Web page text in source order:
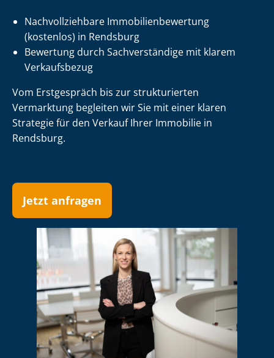
Nach­voll­zieh­ba­re Im­mo­bi­li­en­be­wer­tung
(kostenlos) in Rendsburg
Bewertung durch Sachverständige mit klarem
Verkaufsbezug
Vom Erstgespräch bis zur strukturierten
Vermarktung begleiten wir Sie mit einer klaren
Strategie für den Verkauf Ihrer Immobilie in
Rendsburg.
Jetzt anfragen